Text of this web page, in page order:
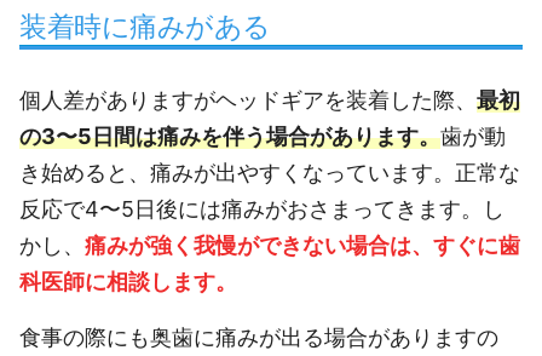
装着時に痛みがある
個人差がありますがヘッドギアを装着した際、 最初
の3〜5日間は痛みを伴う場合があります。歯が動
き始めると、痛みが出やすくなっています。正常な
反応で4〜5日後には痛みがおさまってきます。し
かし、 痛みが強く我慢ができない場合は、すぐに歯
科医師に相談します。
食事の際にも奥歯に痛みが出る場合がありますの